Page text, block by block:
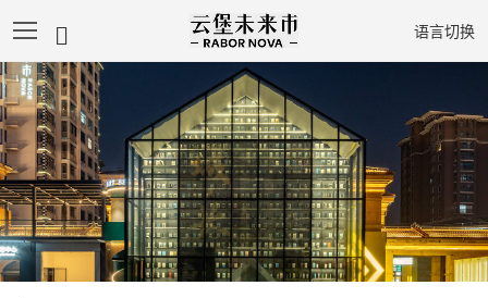
语言切换
首页
关于园区
园区导览
园区动态